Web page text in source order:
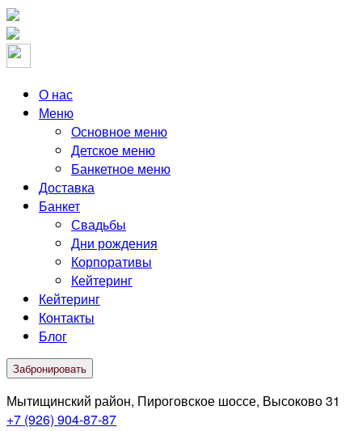
Skip
to
the
content
О нас
Меню
Основное меню
Детское меню
Банкетное меню
Доставка
Банкет
Свадьбы
Дни рождения
Корпоративы
Кейтеринг
Кейтеринг
Контакты
Блог
Забронировать
Мытищинский район, Пироговское шоссе, Высоково 31
+7 (926) 904-87-87